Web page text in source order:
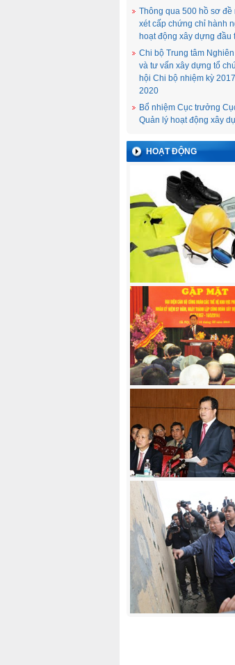
Thông qua 500 hồ sơ đề
xét cấp chứng chỉ hành
hoạt động xây dựng đầu
Chi bộ Trung tâm
và tư vấn xây dựng tổ
hội Chi bộ nhiệm kỳ
2020
Bổ nhiệm Cục trưởng
Quản lý hoạt động xây
HOẠT ĐỘNG